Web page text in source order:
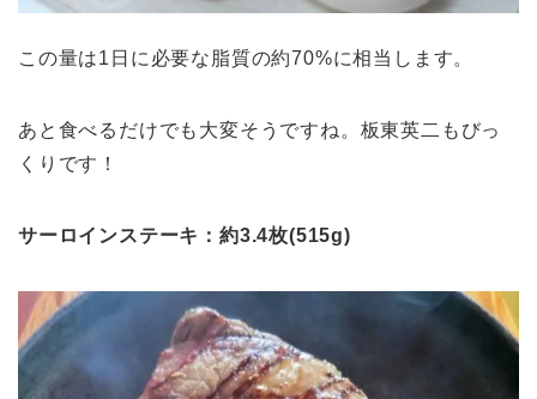
この量は1日に必要な脂質の約70%に相当します。
あと食べるだけでも大変そうですね。板東英二もびっ
くりです！
サーロインステーキ：約3.4枚(515g)